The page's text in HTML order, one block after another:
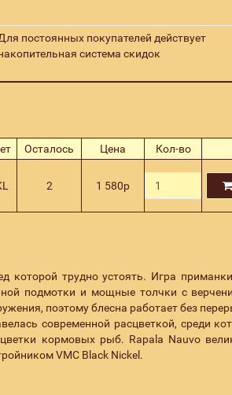
постоянных покупателей действует
система скидок
Осталось Цена Кол-во
2 1 580р
которой трудно устоять. Игра
подмотки и мощные толчки с
поэтому блесна работает без
современной расцветкой, среди
кормовых рыб. Rapala Nauvo
VMC Black Nickel.